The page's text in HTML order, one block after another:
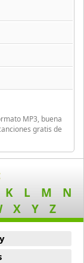
MP3, buena
gratis de
K L M
N
X Y Z